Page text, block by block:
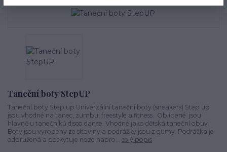
Taneční boty StepUP
Taneční­ boty Step up Univerzální­ taneční­ boty (sneakers) Step up
jsou vhodné na tanec, zumbu, freestyle a fitness. Oblí­bené jsou
hlavně u tanečníků disco dance. Vhodné jako dětská taneční­ obuv.
Boty jsou vyrobeny ze síťoviny a podrážky jsou z gumy. Podrážka je
odpružená a poskytuje noze napro... celý popis